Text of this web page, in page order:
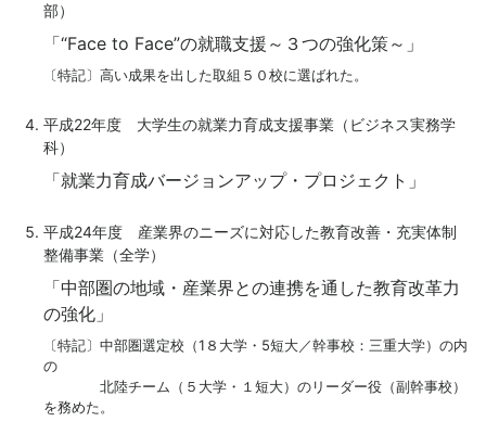
部）
「“Face to Face”の就職支援～３つの強化策～」
〔特記〕高い成果を出した取組５０校に選ばれた。
平成22年度 大学生の就業力育成支援事業（ビジネス実務学
科）
「就業力育成バージョンアップ・プロジェクト」
平成24年度 産業界のニーズに対応した教育改善・充実体制
整備事業（全学）
「中部圏の地域・産業界との連携を通した教育改革力
の強化」
〔特記〕中部圏選定校（1８大学・5短大／幹事校：三重大学）の内
の
北陸チーム（５大学・１短大）のリーダー役（副幹事校）
を務めた。